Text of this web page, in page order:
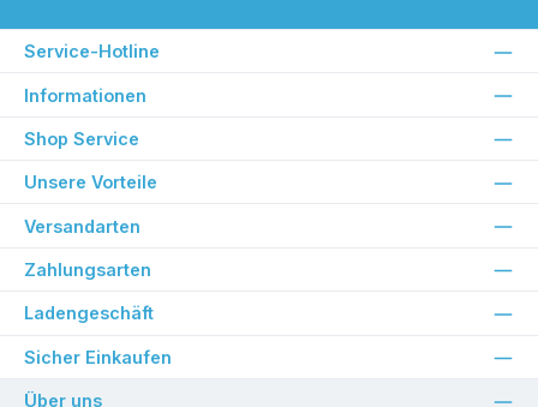
Service-Hotline
Informationen
Shop Service
Unsere Vorteile
Versandarten
Zahlungsarten
Ladengeschäft
Sicher Einkaufen
Über uns